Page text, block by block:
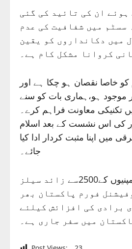
ان کی تائید کی گئی
سسٹم میں شفافیت کی عدم
میں دکانداروں کو یقین
کروانا مشکل کام ہے۔
خاصا نقصان ہو چکا ہے اور
ہو،ہماری بات کو سنے
تکنیکی معاونت فراہم کرے۔
کی اس نشست کے بعد اسلام
میں اپنا مثبت کردار ادا کیا
جائے۔
سیلز پروفیشنل فورم پاکستان کا واحد پلیٹ فارم ہے جو ملک بھر میں سیلز کمیونٹی کی ترقی کیلئے کوشاں ہے۔پاکستان کی 100سے زائد کمپنیوں کے2500سے زائد سیلز
فورم پاکستان بھر
برادی کی افزائش کیلئے
میں سفر جاری ہے۔